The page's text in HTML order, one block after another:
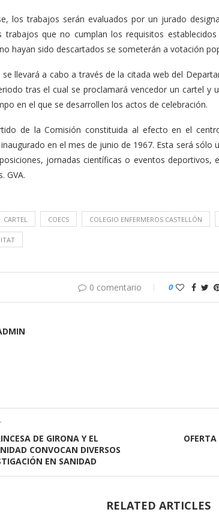
los trabajos serán evaluados por un jurado
trabajos que no cumplan los requisitos
hayan sido descartados se someterán a votación
llevará a cabo a través de la citada web del
tras el cual se proclamará vencedor un cartel y
en el que se desarrollen los actos de celebración.
de la Comisión constituida al efecto en el
en el mes de junio de 1967. Esta será
jornadas científicas o eventos
GVA.
CARTEL COECS COLEGIO ENFERMEROS CASTELLÓN
0 comentario 0
DE GIRONA Y EL
CONVOCAN DIVERSOS
EN SANIDAD
RELATED ARTICLES